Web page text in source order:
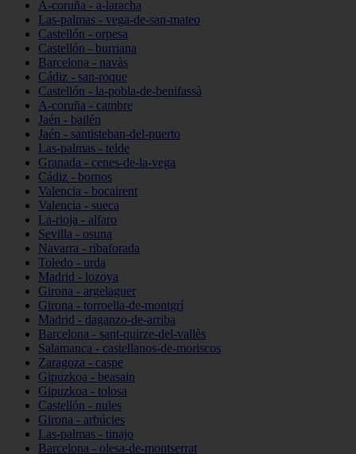
A-coruña - a-laracha
Las-palmas - vega-de-san-mateo
Castellón - orpesa
Castellón - burriana
Barcelona - navàs
Cádiz - san-roque
Castellón - la-pobla-de-benifassà
A-coruña - cambre
Jaén - bailén
Jaén - santisteban-del-puerto
Las-palmas - telde
Granada - cenes-de-la-vega
Cádiz - bornos
Valencia - bocairent
Valencia - sueca
La-rioja - alfaro
Sevilla - osuna
Navarra - ribaforada
Toledo - urda
Madrid - lozoya
Girona - argelaguer
Girona - torroella-de-montgrí
Madrid - daganzo-de-arriba
Barcelona - sant-quirze-del-vallès
Salamanca - castellanos-de-moriscos
Zaragoza - caspe
Gipuzkoa - beasain
Gipuzkoa - tolosa
Castellón - nules
Girona - arbúcies
Las-palmas - tinajo
Barcelona - olesa-de-montserrat